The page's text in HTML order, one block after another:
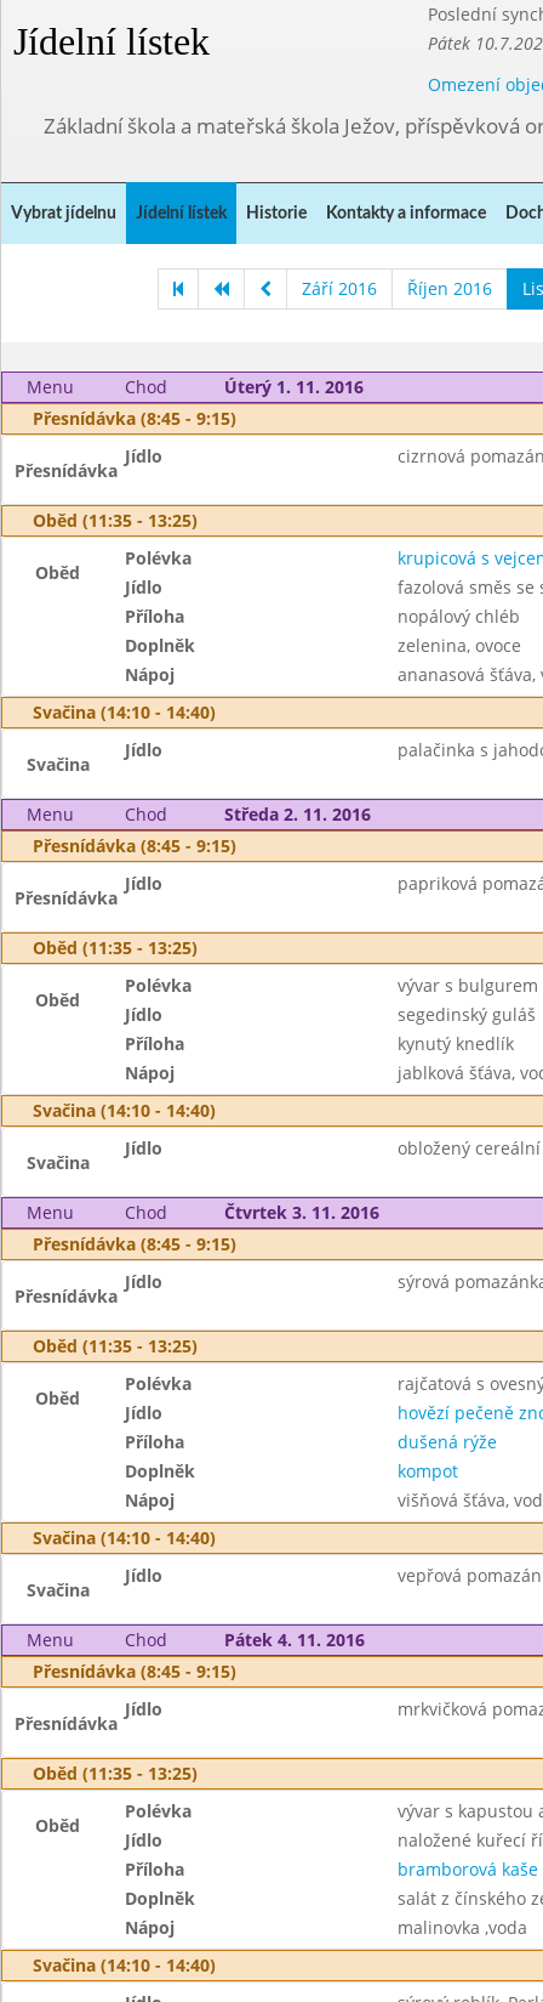
Jídelní lístek
Poslední
Pátek
Omezení
Základní škola a mateřská škola Ježov, příspěvková
Vybrat jídelnu Jídelní lístek Historie Kontakty a informace
Září 2016 Říjen 2016
Menu Chod
Úterý 1. 11. 2016
Přesnídávka (8:45 - 9:15)
Přesnídávka
Jídlo cizrnová
Oběd (11:35 - 13:25)
Oběd
Polévka
krupicová s
Jídlo
fazolová směs se
Příloha
nopálový chléb
Doplněk
zelenina, ovoce
Nápoj
ananasová šťáva,
Svačina (14:10 - 14:40)
Svačina
Jídlo palačinka s
Menu Chod
Středa 2. 11. 2016
Přesnídávka (8:45 - 9:15)
Přesnídávka
Jídlo papriková
Oběd (11:35 - 13:25)
Oběd
Polévka
vývar s bulgurem
Jídlo
segedinský guláš
Příloha
kynutý knedlík
Nápoj
jablková šťáva,
Svačina (14:10 - 14:40)
Svačina
Jídlo obložený
Menu Chod
Čtvrtek 3. 11. 2016
Přesnídávka (8:45 - 9:15)
Přesnídávka
Jídlo sýrová
Oběd (11:35 - 13:25)
Oběd
Polévka
rajčatová s
Jídlo
hovězí pečeně
Příloha
dušená rýže
Doplněk
kompot
Nápoj
višňová šťáva,
Svačina (14:10 - 14:40)
Svačina
Jídlo vepřová
Menu Chod
Pátek 4. 11. 2016
Přesnídávka (8:45 - 9:15)
Přesnídávka
Jídlo mrkvičková
Oběd (11:35 - 13:25)
Oběd
Polévka
vývar s kapustou
Jídlo
naložené kuřecí
Příloha
bramborová kaše
Doplněk
salát z čínského
Nápoj
malinovka ,voda
Svačina (14:10 - 14:40)